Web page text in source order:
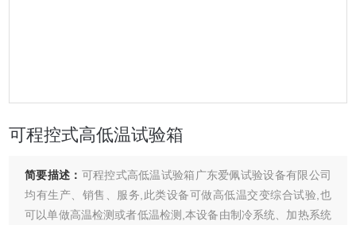
可程控式高低温试验箱
简要描述： 可程控式高低温试验箱广东爱佩试验设备有限公司
均有生产、销售、服务,此类设备可做高低温交变综合试验,也
可以单做高温检测或者低温检测,本设备由制冷系统、加热系统